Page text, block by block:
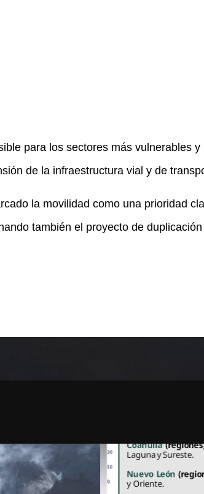
para los sectores más vulnerables
de la infraestructura vial y de
la movilidad como una prioridad
también el proyecto de